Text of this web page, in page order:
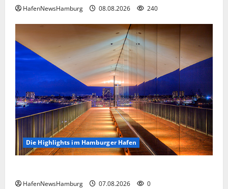
HafenNewsHamburg 08.08.2026 240
Die Highlights im Hamburger Hafen
HafenNewsHamburg 07.08.2026 0